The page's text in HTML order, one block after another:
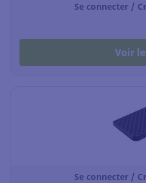
Se connecter /
Voir
Se connecter /